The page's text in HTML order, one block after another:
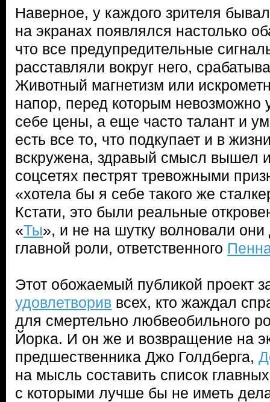
Наверное, у каждого зрителя
на экранах появлялся настолько
что все предупредительные
расставляли вокруг него,
Животный магнетизм или
напор, перед которым невозможно
себе цены, а еще часто талант и
есть все то, что подкупает и в
вскружена, здравый смысл вышел
соцсетях пестрят тревожными
«хотела бы я себе такого же
Кстати, это были реальные
«Ты», и не на шутку волновали
главной роли, ответственного
Этот обожаемый публикой проект
удовлетворив всех, кто жаждал
для смертельно любвеобильного
Йорка. И он же и возвращение на
предшественника Джо Голдберга,
на мысль составить список
с которыми лучше бы не иметь